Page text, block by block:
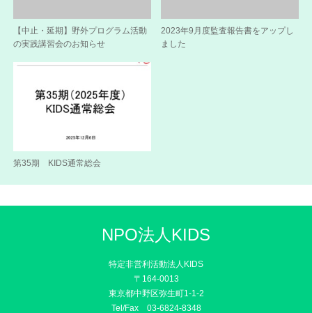
【中止・延期】野外プログラム活動
の実践講習会のお知らせ
2023年9月度監査報告書をアップし
ました
第35期 KIDS通常総会
NPO法人KIDS
特定非営利活動法人KIDS
〒164-0013
東京都中野区弥生町1-1-2
Tel/Fax 03-6824-8348